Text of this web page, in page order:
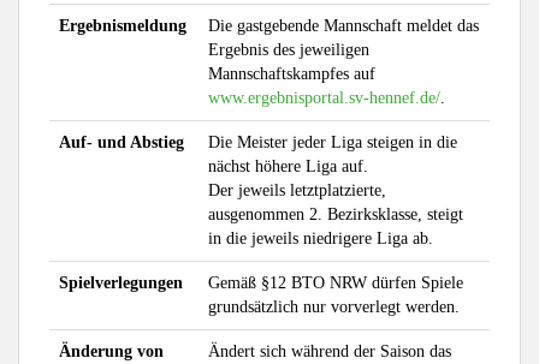
Ergebnismeldung
Die gastgebende Mannschaft meldet das
Ergebnis des jeweiligen
Mannschaftskampfes auf
www.ergebnisportal.sv-hennef.de/
Auf- und Abstieg
Die Meister jeder Liga steigen in die
nächst höhere Liga auf.
Der jeweils letztplatzierte,
ausgenommen 2. Bezirksklasse, steigt
in die jeweils niedrigere Liga ab.
Spielverlegungen
Gemäß §12 BTO NRW dürfen Spiele
grundsätzlich nur vorverlegt werden.
Änderung von
Ändert sich während der Saison das